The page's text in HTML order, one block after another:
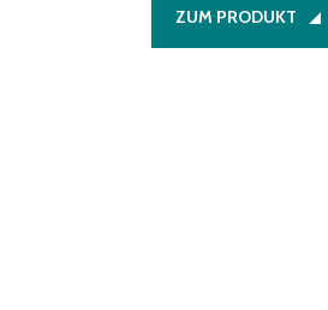
ZUM PRODUKT